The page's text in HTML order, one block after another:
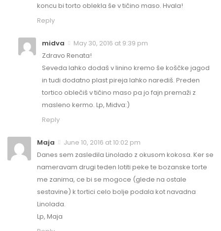
koncu bi torto oblekla še v tičino maso. Hvala!
Reply
midva
May 30, 2016 at 9:39 pm
Zdravo Renata!
Seveda lahko dodaš v linino kremo še koščke jagod
in tudi dodatno plast pireja lahko narediš. Preden
tortico oblečiš v tičino maso pa jo fajn premaži z
masleno kermo. Lp, Midva:)
Reply
Maja
June 10, 2016 at 10:02 pm
Danes sem zasledila Linolado z okusom kokosa. Ker se
nameravam drugi teden lotiti peke te bozanske torte
me zanima, ce bi se mogoce (glede na ostale
sestavine) k tortici celo bolje podala kot navadna
Linolada.
Lp, Maja